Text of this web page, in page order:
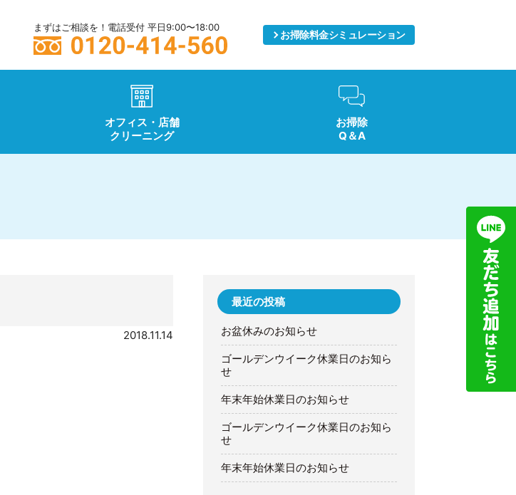
まずはご相談を！電話受付 平日9:00〜18:00
お掃除料金シミュレーション
オフィス・店舗
クリーニング
お掃除
Q＆A
2018.11.14
最近の投稿
お盆休みのお知らせ
ゴールデンウイーク休業日のお知ら
せ
年末年始休業日のお知らせ
ゴールデンウイーク休業日のお知ら
せ
年末年始休業日のお知らせ